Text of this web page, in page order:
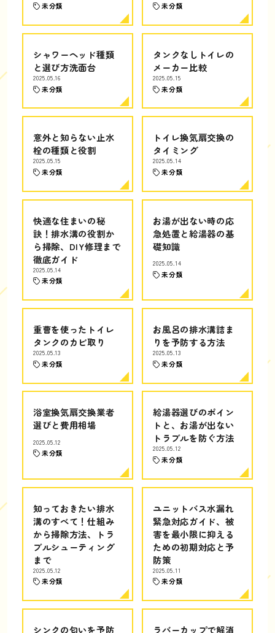
未分類 未分類
シャワーヘッド種類
と選び方洗面台
2025.05.16
未分類
タンクなしトイレの
メーカー比較
2025.05.15
未分類
意外と知らない止水
栓の種類と役割
2025.05.15
未分類
トイレ換気扇交換の
タイミング
2025.05.14
未分類
快適な住まいの秘
訣！排水溝の役割か
ら掃除、DIY修理まで
徹底ガイド
2025.05.14
未分類
お湯が出ない時の応
急処置と給湯器の基
礎知識
2025.05.14
未分類
重曹を使ったトイレ
タンクのカビ取り
2025.05.13
未分類
お風呂の排水溝詰ま
りを予防する方法
2025.05.13
未分類
浴室換気扇交換業者
選びと費用相場
2025.05.12
未分類
給湯器選びのポイン
トと、お湯が出ない
トラブルを防ぐ方法
2025.05.12
未分類
知っておきたい排水
溝のすべて！仕組み
から掃除方法、トラ
ブルシューティング
まで
2025.05.12
未分類
ユニットバス水漏れ
緊急対応ガイド、被
害を最小限に抑える
ための初期対応と予
防策
2025.05.11
未分類
シンクの匂いを予防 ラバーカップで解消